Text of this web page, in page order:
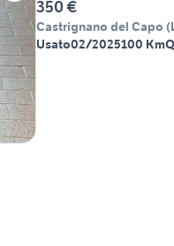
350 €
Castrignano del Capo (
Usato02/2025100 Km